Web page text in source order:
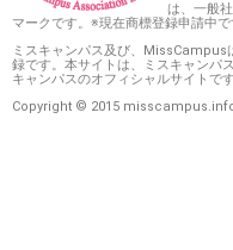
は、一般
マークです。※現在商標登録申請中で
ミスキャンパス及び、MissCampus
録です。本サイトは、ミスキャンパ
キャンパスのオフィシャルサイトです
Copyright © 2015